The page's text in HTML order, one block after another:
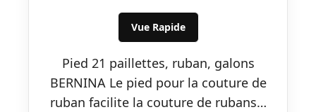
€ 48,00.
Vue Rapide
Pied 21 paillettes, ruban, galons
BERNINA Le pied pour la couture de
ruban facilite la couture de rubans…